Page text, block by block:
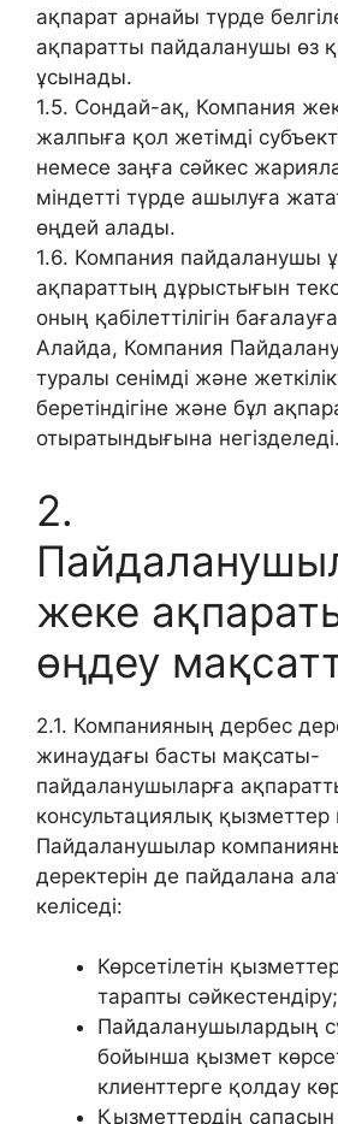
ақпарат арнайы түрде
ақпаратты пайдаланушы өз
ұсынады.
1.5. Сондай-ақ, Компания
жалпыға қол жетімді
немесе заңға сәйкес
міндетті түрде ашылуға
өңдей алады.
1.6. Компания пайдаланушы
ақпараттың дұрыстығын
оның қабілеттілігін
Алайда, Компания
туралы сенімді және
беретіндігіне және бұл
отыратындығына негізделеді.
2.
жеке
өңдеу
2.1. Компанияның дербес
жинаудағы басты мақсаты-
пайдаланушыларға
консультациялық қызметтер
Пайдаланушылар
деректерін де пайдалана
келіседі:
Көрсетілетін
тарапты сәйкестендіру;
Пайдаланушылардың
бойынша қызмет
клиенттерге қолдау
Қызметтердің